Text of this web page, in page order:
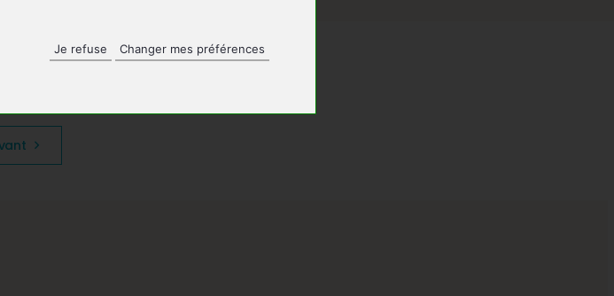
Je refuse Changer mes préférences